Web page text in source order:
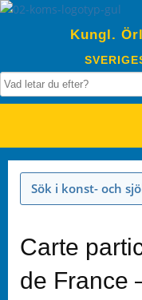
Kungl.
Sök i konst- och
Carte
de France